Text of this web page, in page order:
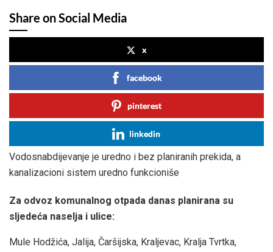
Share on Social Media
x
facebook
pinterest
linkedin
Vodosnabdijevanje je uredno i bez planiranih prekida, a
kanalizacioni sistem uredno funkcioniše
Za odvoz komunalnog otpada danas planirana su
sljedeća naselja i ulice:
Mule Hodžića, Jalija, Čaršijska, Kraljevac, Kralja Tvrtka,